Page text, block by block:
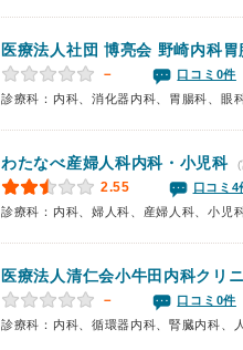
医療法人社団 博亮会 野崎内科胃
－
口コミ0件
診療科：内科、消化器内科、胃腸科、眼
わたなべ産婦人科内科・小児科 (
2.55
口コミ4
診療科：内科、婦人科、産婦人科、小児
医療法人清仁会小牛田内科クリ
－
口コミ0件
診療科：内科、循環器内科、腎臓内科、